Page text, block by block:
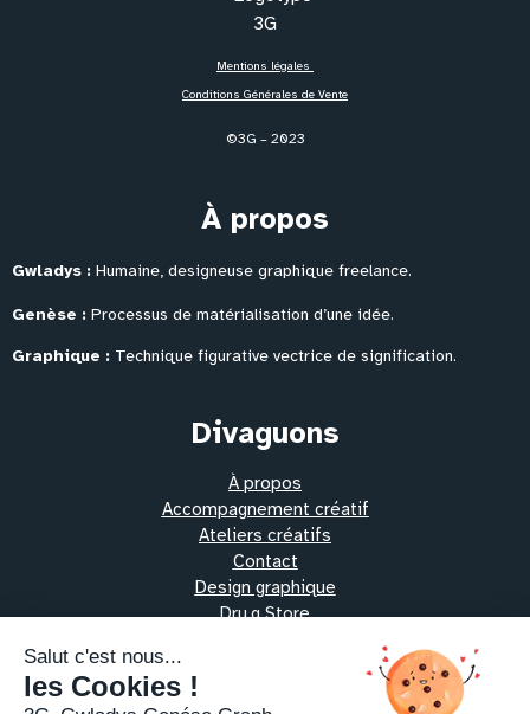
Mentions légales
Conditions Générales de Vente
©3G – 2023
À propos
Gwladys : Humaine, designeuse graphique freelance.
Genèse : Processus de matérialisation d’une idée.
Graphique : Technique figurative vectrice de signification.
Divaguons
À propos
Accompagnement créatif
Ateliers créatifs
Contact
Design graphique
Dru.g Store
Pratiques thérapeutiques